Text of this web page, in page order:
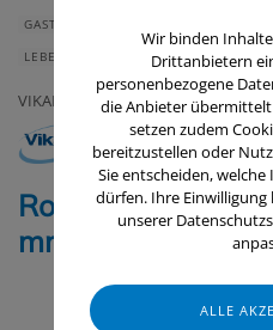
GASTRONOMIE & HOTELLERIE
LEBENSMITTELINDUSTRIE
VIKAN
Rohrreiniger für
mm, 200 mm,
Wir binden
Drittanbietern
personenbezogene
die Anbieter
setzen zudem
bereitzustellen oder
Sie entscheiden,
dürfen. Ihre Einwilligung
unserer